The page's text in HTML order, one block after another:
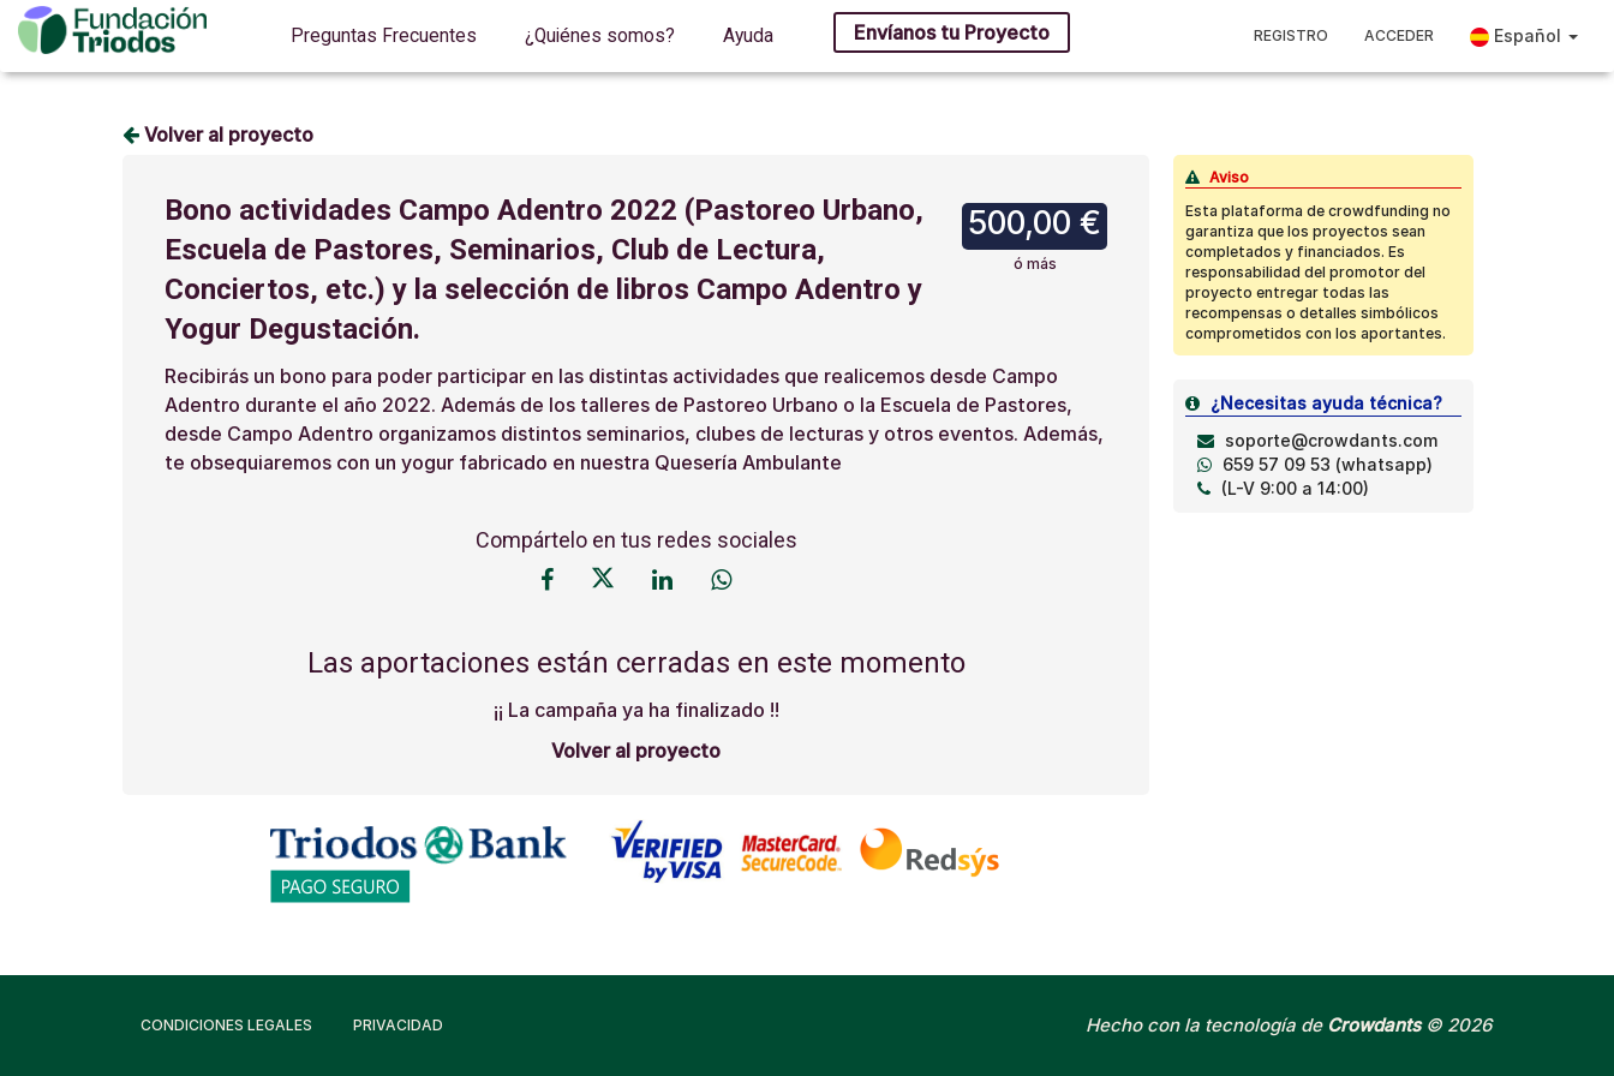
Preguntas Frecuentes ¿Quiénes somos? Ayuda Envíanos tu Proyecto REGISTRO ACCEDER Español
Volver al proyecto
500,00 €
ó más
Bono actividades Campo Adentro 2022 (Pastoreo Urbano,
Escuela de Pastores, Seminarios, Club de Lectura,
Conciertos, etc.) y la selección de libros Campo Adentro y
Yogur Degustación.
Recibirás un bono para poder participar en las distintas actividades que realicemos desde Campo
Adentro durante el año 2022. Además de los talleres de Pastoreo Urbano o la Escuela de Pastores,
desde Campo Adentro organizamos distintos seminarios, clubes de lecturas y otros eventos. Además,
te obsequiaremos con un yogur fabricado en nuestra Quesería Ambulante
Compártelo en tus redes sociales
Las aportaciones están cerradas en este momento
¡¡ La campaña ya ha finalizado !!
Volver al proyecto
Aviso
Esta plataforma de crowdfunding no
garantiza que los proyectos sean
completados y financiados. Es
responsabilidad del promotor del
proyecto entregar todas las
recompensas o detalles simbólicos
comprometidos con los aportantes.
¿Necesitas ayuda técnica?
soporte@crowdants.com
659 57 09 53 (whatsapp)
(L-V 9:00 a 14:00)
CONDICIONES LEGALES PRIVACIDAD Hecho con la tecnología de Crowdants© 2026